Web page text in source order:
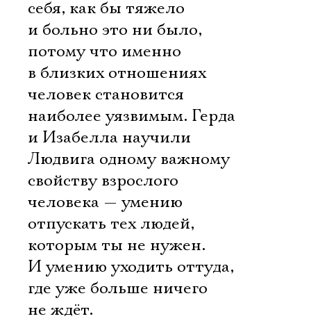
себя, как бы тяжело
и больно это ни было,
потому что именно
в близких отношениях
человек становится
наиболее уязвимым. Герда
и Изабелла научили
Людвига одному важному
свойству взрослого
человека — умению
отпускать тех людей,
которым ты не нужен.
И умению уходить оттуда,
где уже больше ничего
не ждёт.